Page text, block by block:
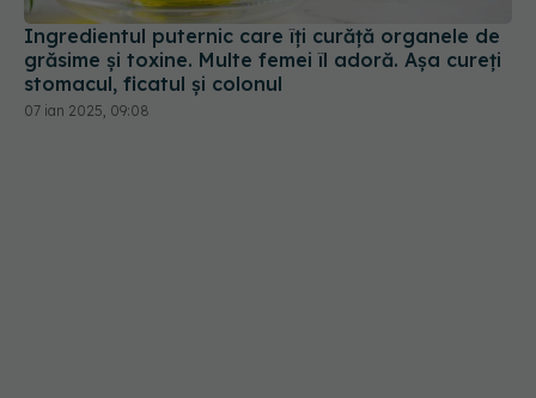
Ingredientul puternic care îți curăță organele de
grăsime și toxine. Multe femei îl adoră. Așa cureți
stomacul, ficatul și colonul
07 ian 2025, 09:08